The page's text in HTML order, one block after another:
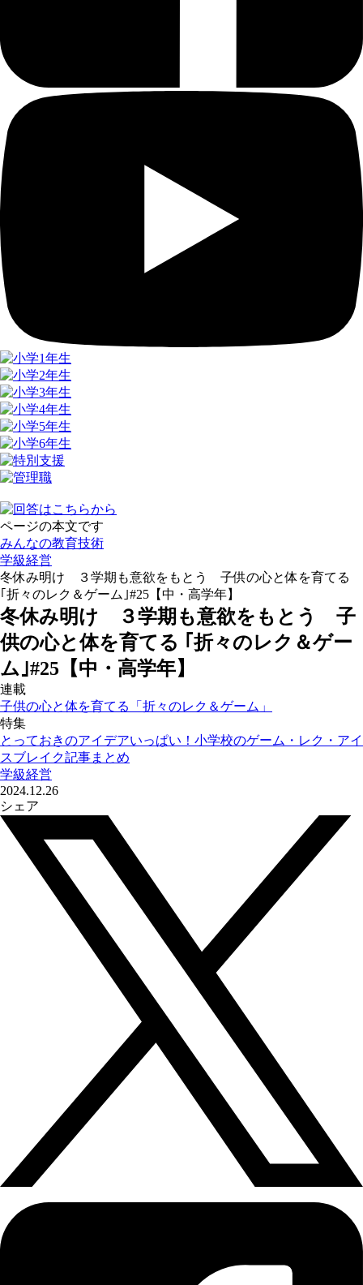
ページの本文です
みんなの教育技術
学級経営
冬休み明け ３学期も意欲をもとう 子供の心と体を育てる
｢折々のレク＆ゲーム｣#25【中・高学年】
冬休み明け ３学期も意欲をもとう 子
供の心と体を育てる ｢折々のレク＆ゲー
ム｣#25【中・高学年】
連載
子供の心と体を育てる「折々のレク＆ゲーム」
特集
とっておきのアイデアいっぱい！小学校のゲーム・レク・アイ
スブレイク記事まとめ
学級経営
2024.12.26
シェア